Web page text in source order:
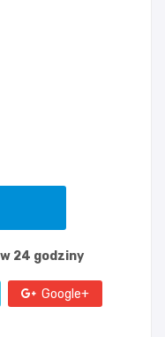
24 godziny
Google+